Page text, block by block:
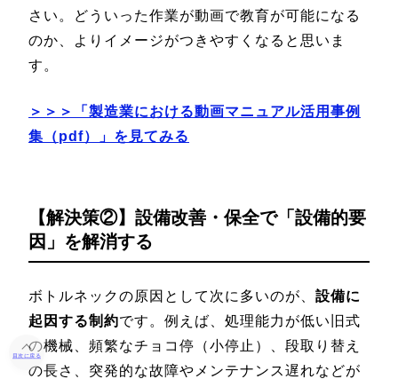
さい。どういった作業が動画で教育が可能になる
のか、よりイメージがつきやすくなると思いま
す。
＞＞＞「製造業における動画マニュアル活用事例
集 （pdf）」を見てみる
【解決策②】設備改善・保全で「設備的要
因」を解消する
ボトルネックの原因として次に多いのが、 設備に
起因する制約です。例えば、処理能力が低い旧式
の機械、頻繁なチョコ停（小停止）、段取り替え
の長さ、突発的な故障やメンテナンス遅れなどが
目次に戻る